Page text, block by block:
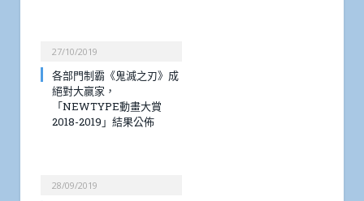
27/10/2019
各部門制霸《鬼滅之刃》成
絕對大嬴家，
「NEWTYPE動畫大賞
2018-2019」結果公佈
28/09/2019